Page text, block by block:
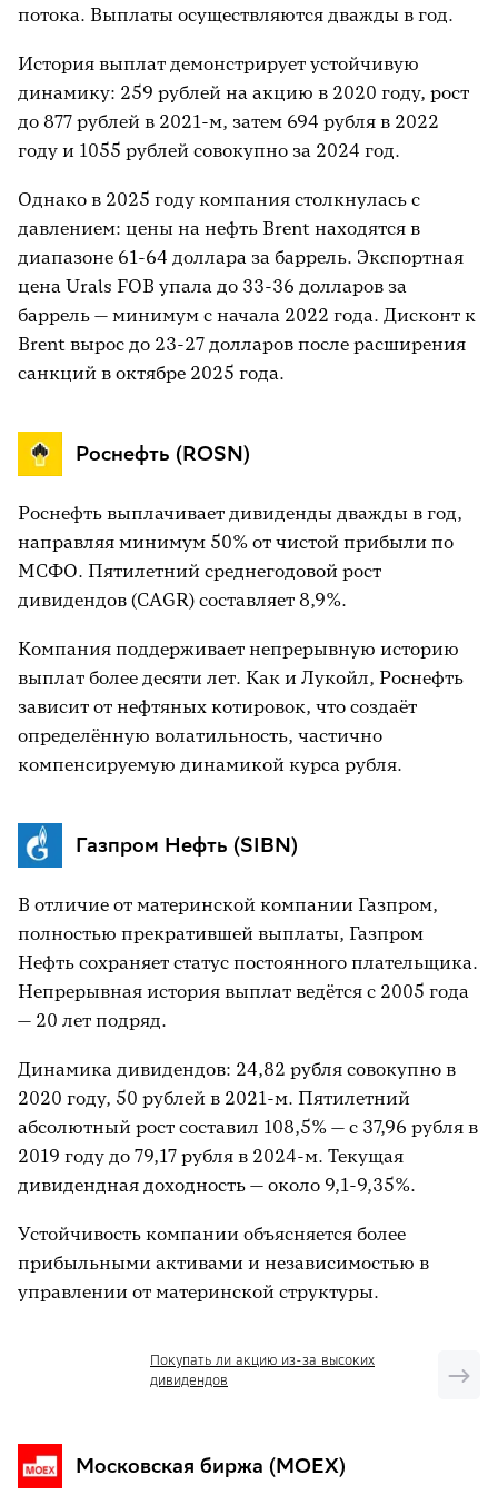
потока. Выплаты осуществляются дважды в год.
История выплат демонстрирует устойчивую
динамику: 259 рублей на акцию в 2020 году, рост
до 877 рублей в 2021-м, затем 694 рубля в 2022
году и 1055 рублей совокупно за 2024 год.
Однако в 2025 году компания столкнулась с
давлением: цены на нефть Brent находятся в
диапазоне 61-64 доллара за баррель. Экспортная
цена Urals FOB упала до 33-36 долларов за
баррель — минимум с начала 2022 года. Дисконт к
Brent вырос до 23-27 долларов после расширения
санкций в октябре 2025 года.
Роснефть (ROSN)
Роснефть выплачивает дивиденды дважды в год,
направляя минимум 50% от чистой прибыли по
МСФО. Пятилетний среднегодовой рост
дивидендов (CAGR) составляет 8,9%.
Компания поддерживает непрерывную историю
выплат более десяти лет. Как и Лукойл, Роснефть
зависит от нефтяных котировок, что создаёт
определённую волатильность, частично
компенсируемую динамикой курса рубля.
Газпром Нефть (SIBN)
В отличие от материнской компании Газпром,
полностью прекратившей выплаты, Газпром
Нефть сохраняет статус постоянного плательщика.
Непрерывная история выплат ведётся с 2005 года
— 20 лет подряд.
Динамика дивидендов: 24,82 рубля совокупно в
2020 году, 50 рублей в 2021-м. Пятилетний
абсолютный рост составил 108,5% — с 37,96 рубля в
2019 году до 79,17 рубля в 2024-м. Текущая
дивидендная доходность — около 9,1-9,35%.
Устойчивость компании объясняется более
прибыльными активами и независимостью в
управлении от материнской структуры.
Покупать ли акцию из-за высоких
дивидендов
Московская биржа (MOEX)